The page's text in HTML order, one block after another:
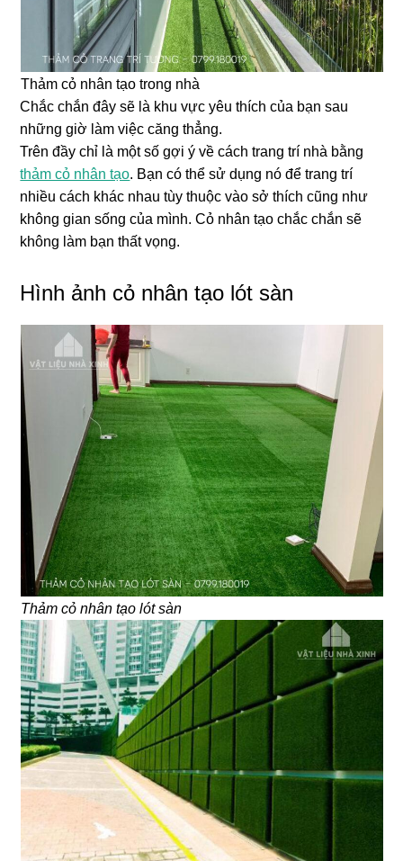
Thảm cỏ nhân tạo trong nhà
Chắc chắn đây sẽ là khu vực yêu thích của bạn sau
những giờ làm việc căng thẳng.
Trên đầy chỉ là một số gợi ý về cách trang trí nhà bằng
thảm cỏ nhân tạo. Bạn có thể sử dụng nó để trang trí
nhiều cách khác nhau tùy thuộc vào sở thích cũng như
không gian sống của mình. Cỏ nhân tạo chắc chắn sẽ
không làm bạn thất vọng.
Hình ảnh cỏ nhân tạo lót sàn
Thảm cỏ nhân tạo lót sàn